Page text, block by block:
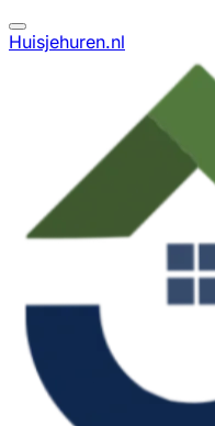
Huisjehuren.nl